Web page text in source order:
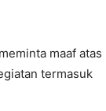
maaf atas
termasuk